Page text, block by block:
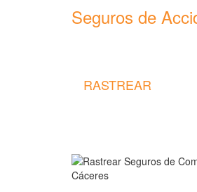
Seguros de
RASTREAR